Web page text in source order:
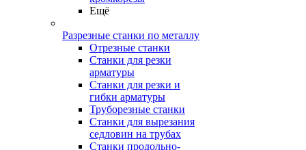
Ещё
Разрезные станки по металлу
Отрезные станки
Станки для резки
арматуры
Станки для резки и
гибки арматуры
Труборезные станки
Станки для вырезания
седловин на трубаx
Станки продольно-